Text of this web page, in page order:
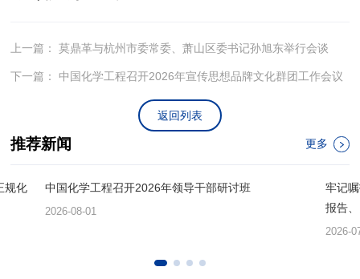
上一篇： 莫鼎革与杭州市委常委、萧山区委书记孙旭东举行会谈
下一篇： 中国化学工程召开2026年宣传思想品牌文化群团工作会议
返回列表
推荐新闻 更多
规化 中国化学工程召开2026年领导干部研讨班
2026-08-01
牢记
报告
2026-